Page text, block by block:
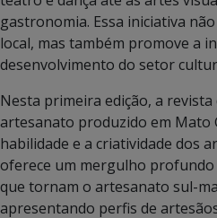
gastronomia. Essa iniciativa
local, mas também promove a
desenvolvimento do setor
Nesta primeira edição, a
artesanato produzido em Mato
habilidade e a criatividade dos
oferece um mergulho profundo
que tornam o artesanato sul-
apresentando perfis de